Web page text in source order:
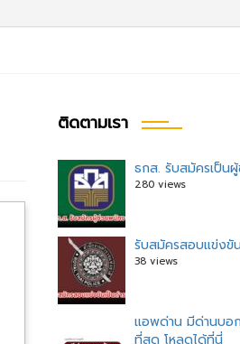
ติดตามเรา
ธกส. รับสมัครเป็น
280 views
รับสมัครสอบแข่งขั
38 views
แอพด่าน มีด่านบอ
ที่สุด โหลดได้ที่นี่